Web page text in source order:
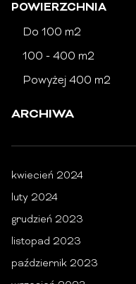
POWIERZCHNIA
Do 100 m2
100 - 400 m2
Powyżej 400 m2
ARCHIWA
kwiecień 2024
luty 2024
grudzień 2023
listopad 2023
październik 2023